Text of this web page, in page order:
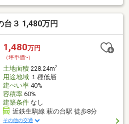
【ホテハマ】まで。
台３ 1,480万円
1,480万円
（坪単価:-）
土地面積228.24m2
用途地域１種低層
建ぺい率40%
容積率60%
建築条件なし
近鉄生駒線 萩の台駅 徒歩8分
その他の交通